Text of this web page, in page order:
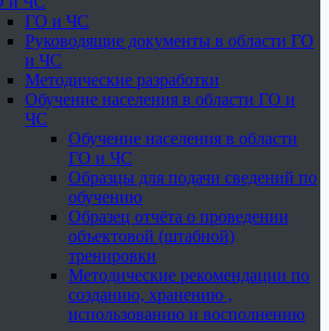
ГО и ЧС
Руководящие документы в области ГО
и ЧС
Методические разработки
Обучение населения в области ГО и
ЧС
Обучение населения в области
ГО и ЧС
Образцы для подачи сведений по
обучению
Образец отчёта о проведении
объектовой (штабной)
тренировки
Методические рекомендации по
созданию, хранению ,
использованию и восполнению